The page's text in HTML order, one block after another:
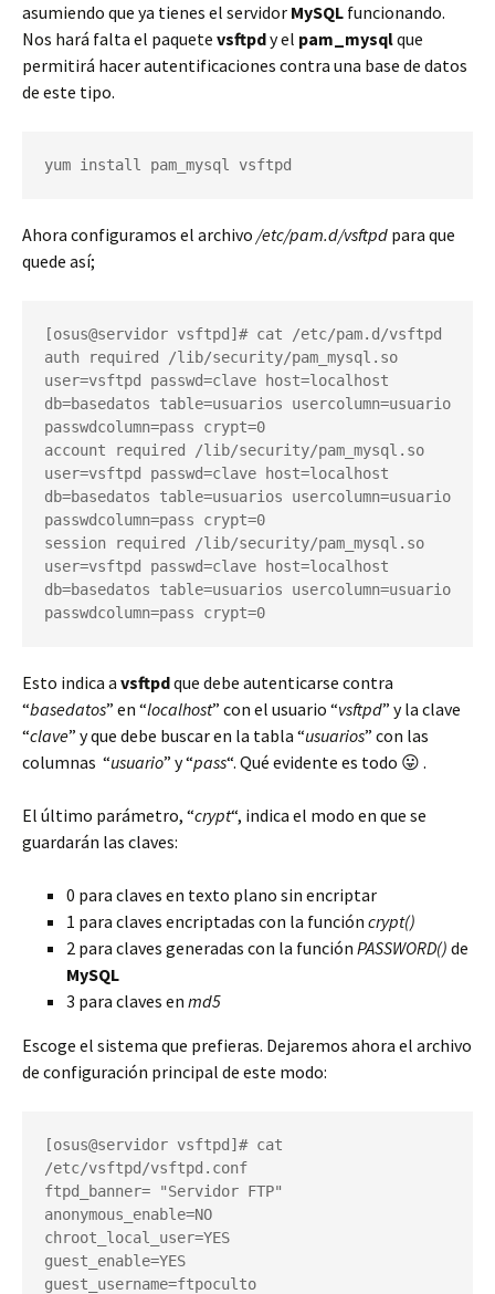
asumiendo que ya tienes el servidor MySQL funcionando.
Nos hará falta el paquete vsftpdy el pam_mysqlque
permitirá hacer autentificaciones contra una base de datos
de este tipo.
yum install pam_mysql vsftpd
Ahora configuramos el archivo /etc/pam.d/vsftpd para que
quede así;
[osus@servidor vsftpd]# cat /etc/pam.d/vsftpd
auth required /lib/security/pam_mysql.so
user=vsftpd passwd=clave host=localhost
db=basedatos table=usuarios usercolumn=usuario
passwdcolumn=pass crypt=0
account required /lib/security/pam_mysql.so
user=vsftpd passwd=clave host=localhost
db=basedatos table=usuarios usercolumn=usuario
passwdcolumn=pass crypt=0
session required /lib/security/pam_mysql.so
user=vsftpd passwd=clave host=localhost
db=basedatos table=usuarios usercolumn=usuario
passwdcolumn=pass crypt=0
Esto indica a vsftpdque debe autenticarse contra
“basedatos” en “localhost” con el usuario “vsftpd” y la clave
“clave” y que debe buscar en la tabla “usuarios” con las
columnas “usuario” y “pass“. Qué evidente es todo 😛 .
El último parámetro, “crypt“, indica el modo en que se
guardarán las claves:
0 para claves en texto plano sin encriptar
1 para claves encriptadas con la función crypt()
2 para claves generadas con la función PASSWORD() de
MySQL
3 para claves en md5
Escoge el sistema que prefieras. Dejaremos ahora el archivo
de configuración principal de este modo:
[osus@servidor vsftpd]# cat
/etc/vsftpd/vsftpd.conf
ftpd_banner= "Servidor FTP"
anonymous_enable=NO
chroot_local_user=YES
guest_enable=YES
guest_username=ftpoculto